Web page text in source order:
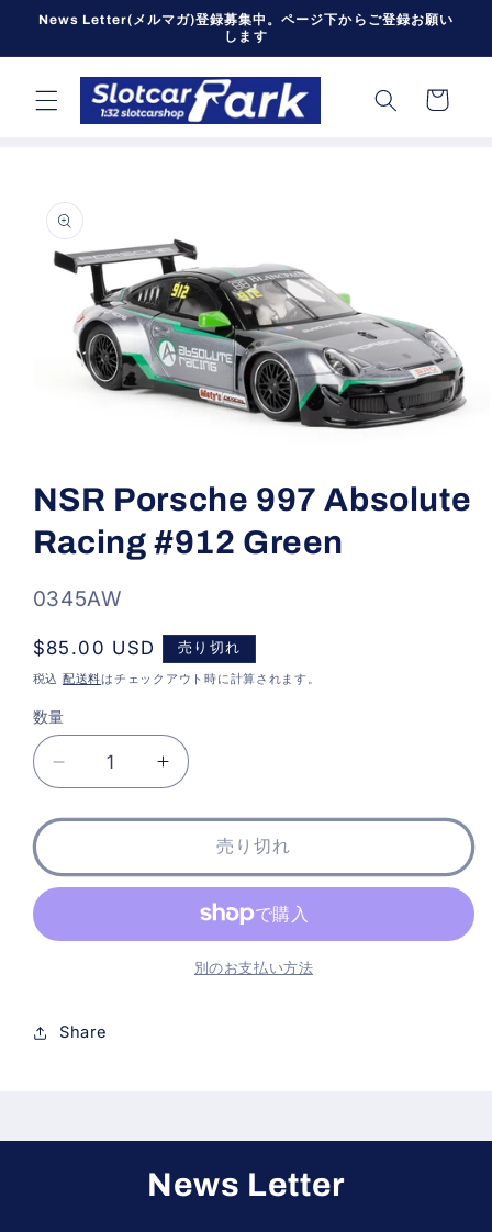
コンテン
News Letter(メルマガ)登録募集中。ページ下からご登録お願い
します
ー
にスキッ
プ
ダ
ル
で
メ
ィ
を
く
NSR Porsche 997 Absolute
Racing #912 Green
SKU:
0345AW
通
常
格
$85.00 USD 売り切れ
税込 配送料はチェックアウト時に計算されます。
数量
Porsche
997
Racing
#912
の
を
NSR
Porsche
997
Absolute
Racing
#912
Green
の
売り切れ
別のお支払い方法
Share
News Letter